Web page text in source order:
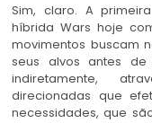
Sim, claro. A
híbrida Wars hoje
movimentos buscam
seus alvos antes
indiretamente,
direcionadas que
necessidades, que